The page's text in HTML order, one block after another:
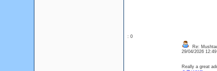
: 0
Re:
29/04/2026
Really a great